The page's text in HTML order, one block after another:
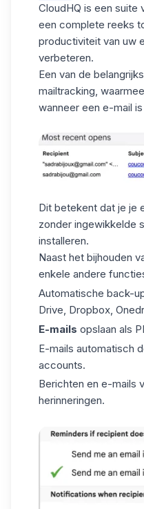
CloudHQ is een suite
een complete reeks
productiviteit van uw
verbeteren.
Een van de
mailtracking,
wanneer een e-mail
Dit betekent dat je je
zonder ingewikkelde
installeren.
Naast het bijhouden
enkele andere
Automatische back-
Drive, Dropbox,
E-mails opslaan als
E-mails automatisch
accounts.
Berichten en e-mails
herinneringen.